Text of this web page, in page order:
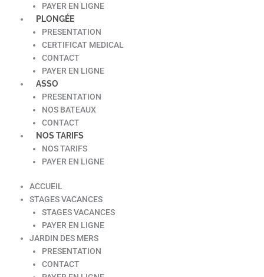
PAYER EN LIGNE
PLONGÉE
PRESENTATION
CERTIFICAT MEDICAL
CONTACT
PAYER EN LIGNE
ASSO
PRESENTATION
NOS BATEAUX
CONTACT
NOS TARIFS
NOS TARIFS
PAYER EN LIGNE
ACCUEIL
STAGES VACANCES
STAGES VACANCES
PAYER EN LIGNE
JARDIN DES MERS
PRESENTATION
CONTACT